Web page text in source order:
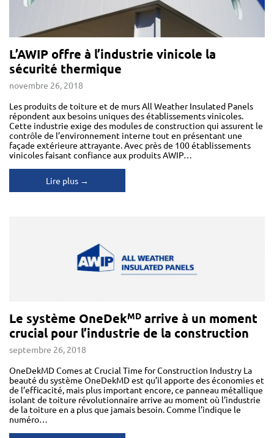
L’AWIP offre à l’industrie vinicole la
sécurité thermique
novembre 26, 2018
Les produits de toiture et de murs All Weather Insulated Panels
répondent aux besoins uniques des établissements vinicoles.
Cette industrie exige des modules de construction qui assurent le
contrôle de l’environnement interne tout en présentant une
façade extérieure attrayante. Avec près de 100 établissements
vinicoles faisant confiance aux produits AWIP…
Lire plus →
Le système OneDekMD arrive à un moment
crucial pour l’industrie de la construction
septembre 26, 2018
OneDekMD Comes at Crucial Time for Construction Industry La
beauté du système OneDekMD est qu’il apporte des économies et
de l’efficacité, mais plus important encore, ce panneau métallique
isolant de toiture révolutionnaire arrive au moment où l’industrie
de la toiture en a plus que jamais besoin. Comme l’indique le
numéro…